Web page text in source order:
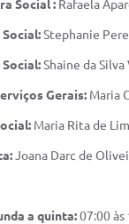
Social : Rafaela
Stephanie
Shaine da Silva
Gerais: Maria
Maria Rita de
Joana Darc de
a quinta:07:00 às